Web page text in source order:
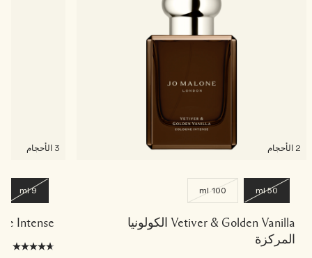
50 ml
100 ml
Vetiver & Golden Vanilla الكولونيا
المركزة
Intense
(3)